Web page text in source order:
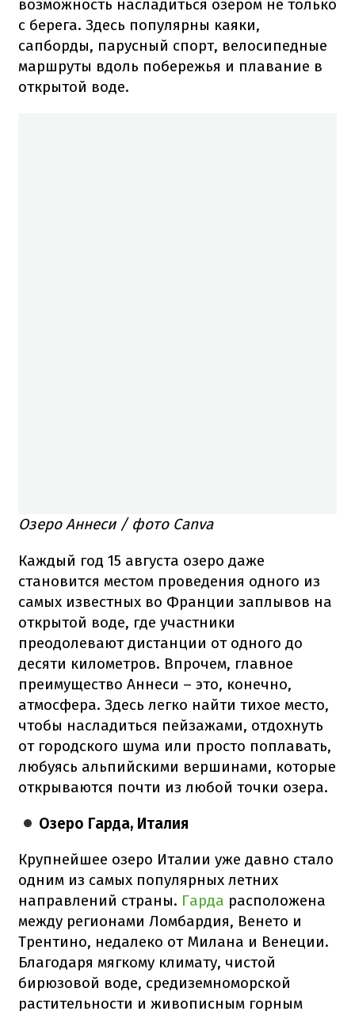
возможность насладиться озером не только
с берега. Здесь популярны каяки,
сапборды, парусный спорт, велосипедные
маршруты вдоль побережья и плавание в
открытой воде.
Озеро Аннеси / фото Canva
Каждый год 15 августа озеро даже
становится местом проведения одного из
самых известных во Франции заплывов на
открытой воде, где участники
преодолевают дистанции от одного до
десяти километров. Впрочем, главное
преимущество Аннеси – это, конечно,
атмосфера. Здесь легко найти тихое место,
чтобы насладиться пейзажами, отдохнуть
от городского шума или просто поплавать,
любуясь альпийскими вершинами, которые
открываются почти из любой точки озера.
Озеро Гарда, Италия
Крупнейшее озеро Италии уже давно стало
одним из самых популярных летних
направлений страны. Гарда расположена
между регионами Ломбардия, Венето и
Трентино, недалеко от Милана и Венеции.
Благодаря мягкому климату, чистой
бирюзовой воде, средиземноморской
растительности и живописным горным